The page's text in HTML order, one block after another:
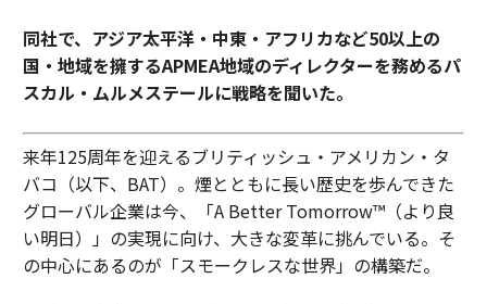
同社で、アジア太平洋・中東・アフリカなど50以上の
国・地域を擁するAPMEA地域のディレクターを務めるパ
スカル・ムルメステールに戦略を聞いた。
来年125周年を迎えるブリティッシュ・アメリカン・タ
バコ（以下、BAT）。煙とともに長い歴史を歩んできた
グローバル企業は今、「A Better Tomorrow™（より良
い明日）」の実現に向け、大きな変革に挑んでいる。そ
の中心にあるのが「スモークレスな世界」の構築だ。